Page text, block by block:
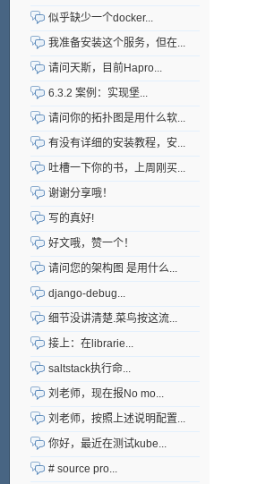
似乎缺少一个docker...
我准备安装这个服务，但在...
请问天斯，目前Hapro...
6.3.2 案例：实现堡...
请问你的拓扑图是用什么软...
有没有详细的安装教程，安...
吐槽一下你的书，上周刚买...
谢谢分享哦！
写的真好!
好文哦，赞一个！
请问您的架构图 是用什么...
django-debug...
细节没讲清楚.菜鸟按这流...
接上：在librarie...
saltstack执行命...
刘老师，现在报No mo...
刘老师，按照上述说明配置...
你好，最近在测试kube...
# source pro...